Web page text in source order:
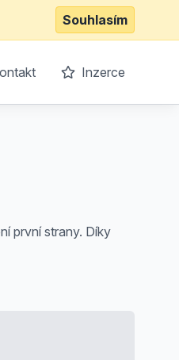
Souhlasím
Inzerce
první strany. Díky